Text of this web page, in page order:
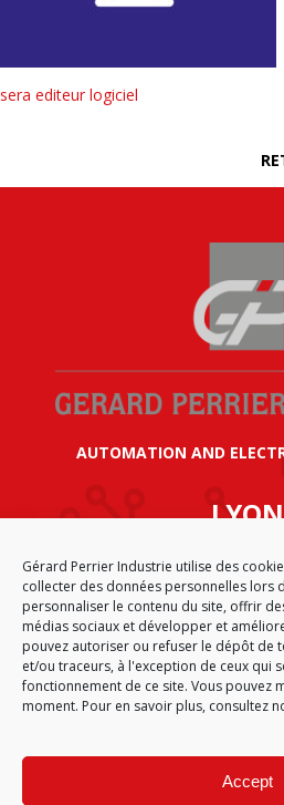
Gérard Perrier Industrie utilise des
collecter des données personnelles lors
personnaliser le contenu du site, offrir
médias sociaux et développer et
pouvez autoriser ou refuser le dépôt de
et/ou traceurs, à l'exception de ceux qui
fonctionnement de ce site. Vous pouvez
moment. Pour en savoir plus, consultez
Accept
sera editeur logiciel
AUTOMATION AND
LYON
AIRPARC – 160 rue
CS 50009
69125 LYON AÉROPORT
FRANCE